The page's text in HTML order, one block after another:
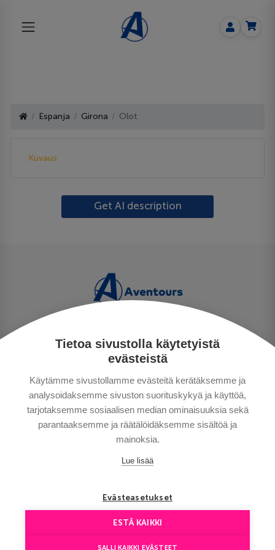
Tietoa sivustolla käytetyistä
evästeistä
Käytämme sivustollamme evästeitä kerätäksemme ja
analysoidaksemme sivuston suorituskykyä ja käyttöä,
tarjotaksemme sosiaalisen median ominaisuuksia sekä
parantaaksemme ja räätälöidäksemme sisältöä ja
mainoksia.
Lue lisää
Evästeasetukset
ESTÄ KAIKKI
SALLI KAIKKI EVÄSTEET
Espanja Girona Olot
Kuvaus
Get AI description
TIETOSUOJA
MAKSUTAVAT
MATKAEHDOT
HYVÄ TIETÄÄ
YHTEYSTIEDOT
Сopyright © Aventours 2026